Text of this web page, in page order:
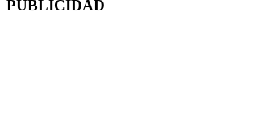
PUBLICIDAD